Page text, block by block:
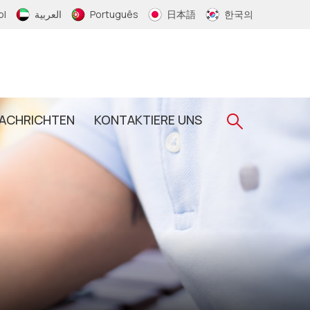
العربية Português 日本語 한국의
KONTAKTIERE UNS